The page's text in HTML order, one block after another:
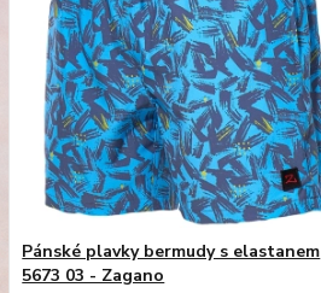
Pánské plavky bermudy s elastanem
5673 03 - Zagano